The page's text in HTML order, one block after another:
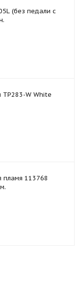
(без педали с
W White
113768